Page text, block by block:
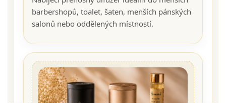
barbershopů, toalet, šaten, menších pánských
salonů nebo oddělených místností.